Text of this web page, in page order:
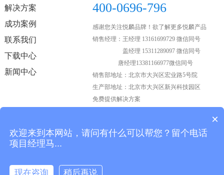
解决方案
成功案例
联系我们
下载中心
新闻中心
400-0696-796
感谢您关注悦麟品牌！欲了解更多悦麟产品
销售经理：王经理 13161699729 微信同号
盖经理 15311289097 微信同号
唐经理13381166977微信同号
销售部地址：北京市大兴区宏业路5号院
生产部地址：北京市大兴区新兴科技园区
免费提供解决方案
关注我们
×
欢迎来到本网站，请问有什么可以帮您？留个电话
项目经理马...
现在咨询 稍后再说